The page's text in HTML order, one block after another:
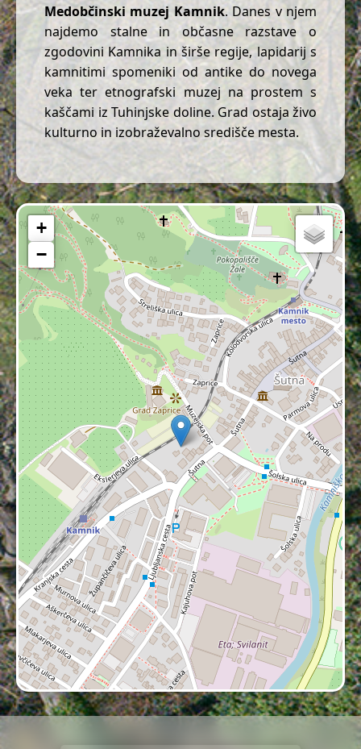
Medobčinski muzej Kamnik. Danes v njem
najdemo stalne in občasne razstave o
zgodovini Kamnika in širše regije, lapidarij s
kamnitimi spomeniki od antike do novega
veka ter etnografski muzej na prostem s
kaščami iz Tuhinjske doline. Grad ostaja živo
kulturno in izobraževalno središče mesta.
+
−